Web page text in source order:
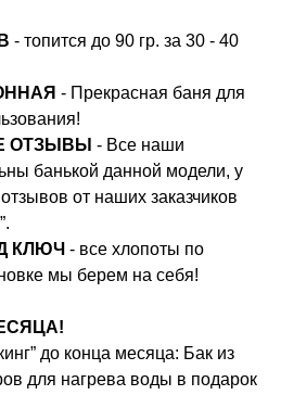
- топится до 90 гр. за 30 - 40
- Прекрасная баня для
ОТЗЫВЫ - Все наши
банькой данной модели, у
от наших заказчиков
КЛЮЧ - все хлопоты по
мы берем на себя!
до конца месяца: Бак из
для нагрева воды в подарок